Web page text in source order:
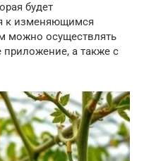
будет
к изменяющимся
можно осуществлять
а также с